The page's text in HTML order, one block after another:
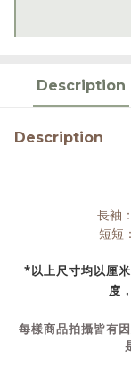
Description
Description
長袖
短短
*以上尺寸均以厘
度
每樣商品拍攝皆有